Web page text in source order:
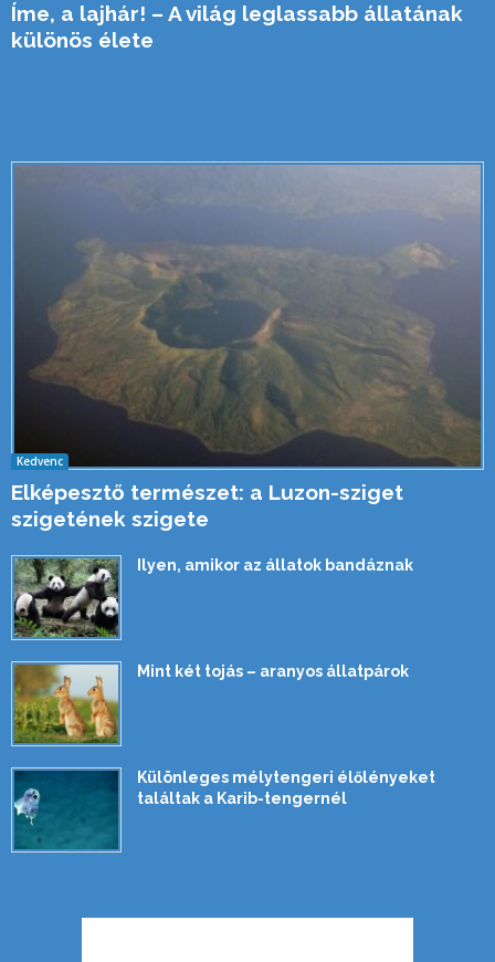
Íme, a lajhár! – A világ leglassabb állatának
különös élete
Kedvenc
Elképesztő természet: a Luzon-sziget
szigetének szigete
Ilyen, amikor az állatok bandáznak
Mint két tojás – aranyos állatpárok
Különleges mélytengeri élőlényeket
találtak a Karib-tengernél